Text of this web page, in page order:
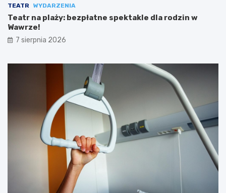
TEATR WYDARZENIA
Teatr na plaży: bezpłatne spektakle dla rodzin w
Wawrze!
7 sierpnia 2026